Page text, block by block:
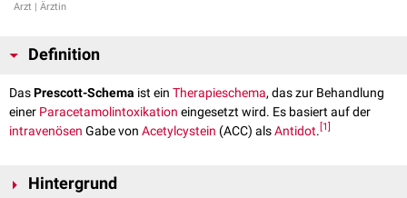
Arzt | Ärztin
Definition
DasPrescott-Schema ist ein Therapieschema, das zur Behandlung
einer Paracetamolintoxikation eingesetzt wird. Es basiert auf der
intravenösen Gabe von Acetylcystein (ACC) alsAntidot. 1
Hintergrund